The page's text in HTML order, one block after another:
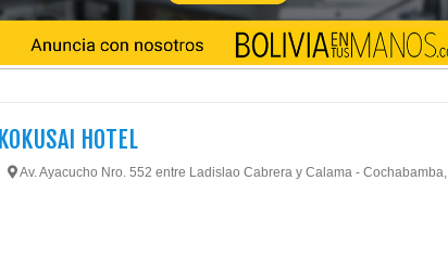
KOKUSAI HOTEL
Av. Ayacucho Nro. 552 entre Ladislao Cabrera y Calama - Cochabamba,